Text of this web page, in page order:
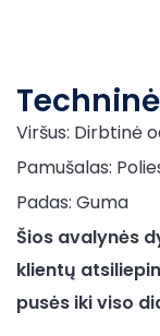
Viršus: Dirbtinė
Pamušalas:
Padas: Guma
Šios avalynės
klientų
pusės iki viso